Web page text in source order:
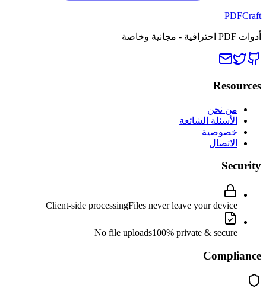
PDFCraft
أدوات PDF احترافية - مجانية وخاصة
Resources
من نحن
الأسئلة الشائعة
خصوصية
الاتصال
Security
Client-side processingFiles never leave your device
No file uploads100% private & secure
Compliance